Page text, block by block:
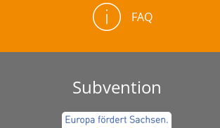
FAQ
Subvention